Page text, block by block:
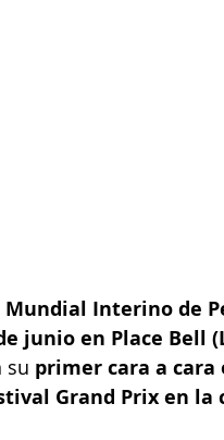
Interino de
junio en Place Bell
su primer cara a cara
Grand Prix en la